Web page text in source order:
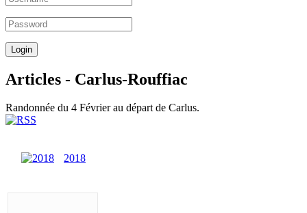
Articles - Carlus-Rouffiac
Randonnée du 4 Février au départ de Carlus.
2018